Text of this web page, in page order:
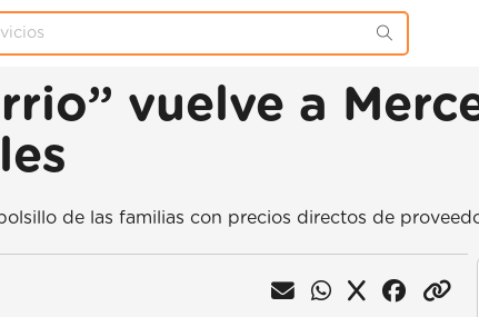
vuelve a
de las familias con precios directos de